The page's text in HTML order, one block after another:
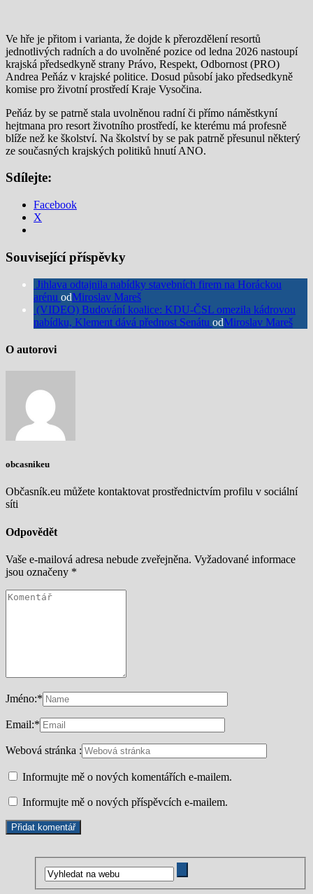
Ve hře je přitom i varianta, že dojde k přerozdělení resortů
jednotlivých radních a do uvolněné pozice od ledna 2026 nastoupí
krajská předsedkyně strany Právo, Respekt, Odbornost (PRO)
Andrea Peňáz v krajské politice. Dosud působí jako předsedkyně
komise pro životní prostředí Kraje Vysočina.
Peňáz by se patrně stala uvolněnou radní či přímo náměstkyní
hejtmana pro resort životního prostředí, ke kterému má profesně
blíže než ke školství. Na školství by se pak patrně přesunul některý
ze současných krajských politiků hnutí ANO.
Sdílejte:
Facebook
X
Související příspěvky
Jihlava odtajnila nabídky stavebních firem na Horáckou
arénu odMiroslav Mareš
(VIDEO) Budování koalice: KDU-ČSL omezila kádrovou
nabídku, Klement dává přednost Senátu odMiroslav Mareš
O autorovi
obcasnikeu
Občasník.eu můžete kontaktovat prostřednictvím profilu v sociální
síti
Odpovědět
Vaše e-mailová adresa nebude zveřejněna. Vyžadované informace
jsou označeny *
Jméno:*
Email:*
Webová stránka :
Informujte mě o nových komentářích e-mailem.
Informujte mě o nových příspěvcích e-mailem.